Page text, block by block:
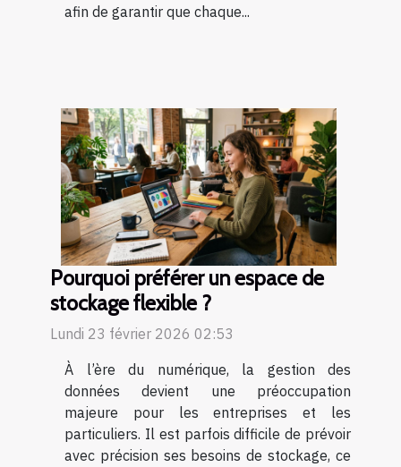
afin de garantir que chaque...
Pourquoi préférer un espace de
stockage flexible ?
Lundi 23 février 2026 02:53
À l’ère du numérique, la gestion des
données devient une préoccupation
majeure pour les entreprises et les
particuliers. Il est parfois difficile de prévoir
avec précision ses besoins de stockage, ce